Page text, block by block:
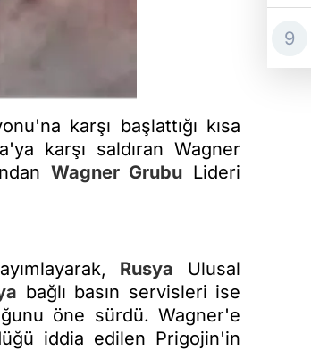
karşı başlattığı kısa
karşı saldıran Wagner
Wagner Grubu Lideri
Rusya Ulusal
bağlı basın servisleri ise
öne sürdü. Wagner'e
iddia edilen Prigojin'in